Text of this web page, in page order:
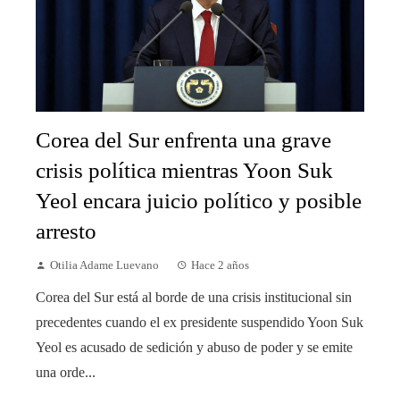
Corea del Sur enfrenta una grave
crisis política mientras Yoon Suk
Yeol encara juicio político y posible
arresto
Otilia Adame Luevano Hace 2 años
Corea del Sur está al borde de una crisis institucional sin
precedentes cuando el ex presidente suspendido Yoon Suk
Yeol es acusado de sedición y abuso de poder y se emite
una orde...